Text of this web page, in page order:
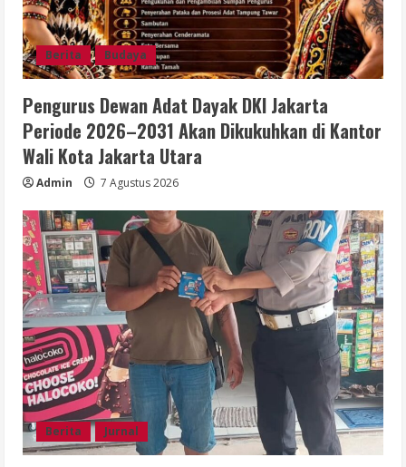
Berita Budaya
Pengurus Dewan Adat Dayak DKI Jakarta
Periode 2026–2031 Akan Dikukuhkan di Kantor
Wali Kota Jakarta Utara
Admin 7 Agustus 2026
Berita Jurnal